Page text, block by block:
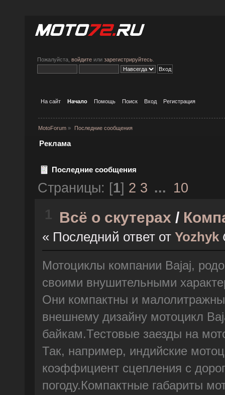
Пожалуйста, войдите или зарегистрируйтесь
На сайт Начало Помощь Поиск Вход Регистрация
MotoForum » Последние сообщения
Реклама
Последние сообщения
Страницы: [1] 2 3 ... 10
Всё о скутерах /
« Последний ответ от Yozhyk
Мотоциклы компании Bajaj,
своими внушительными
Они компактны и
внешнему дизайну мотоцикл
байкам.Тестовые заезды на
Так, например, индийские
коэффициент сцепления с
погоду.Компактные габариты